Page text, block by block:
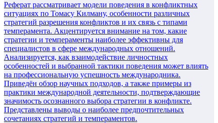
Реферат рассматривает модели поведения в конфликтных
ситуациях по Томасу Килману, особенности различных
стратегий разрешения конфликтов и их связь с типами
темперамента. Акцентируется внимание на том, какие
стратегии и темпераменты наиболее эффективны для
специалистов в сфере международных отношений.
Анализируется, как взаимодействие личностных
особенностей и выбранной тактики поведения может влиять
на профессиональную успешность международника.
Приведён обзор научных подходов, а также примеры из
практики международной деятельности, подтверждающие
значимость осознанного выбора стратегии в конфликте.
Представлены выводы о наиболее предпочтительных
сочетаниях стратегий и темпераментов.